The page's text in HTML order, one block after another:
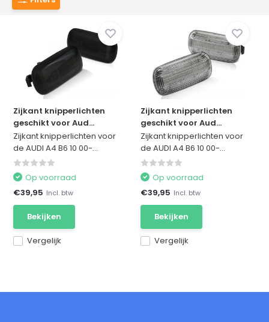
Zijkant knipperlichten
geschikt voor Aud...
Zijkant knipperlichten voor
de AUDI A4 B6 10 00-...
Vergelijk
Op voorraad
€39,95 Incl. btw
Bekijken
Zijkant knipperlichten
geschikt voor Aud...
Zijkant knipperlichten voor
de AUDI A4 B6 10 00-...
Vergelijk
Op voorraad
€39,95 Incl. btw
Bekijken